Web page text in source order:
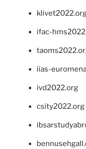
ifac-
iias-
ivd2022.org
csity2022.org